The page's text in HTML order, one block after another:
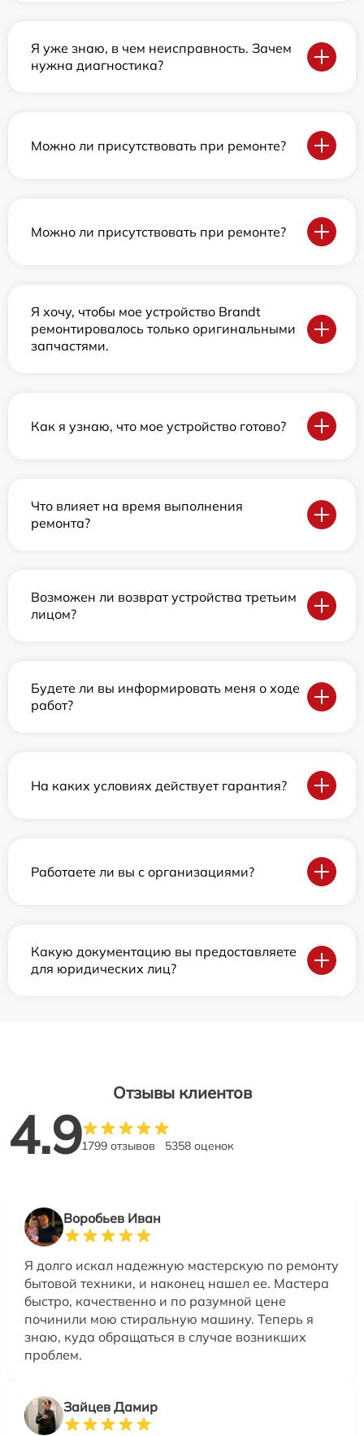
Я уже знаю, в чем неисправность. Зачем
нужна диагностика?
Можно ли присутствовать при ремонте?
Можно ли присутствовать при ремонте?
Я хочу, чтобы мое устройство Brandt
ремонтировалось только оригинальными
запчастями.
Как я узнаю, что мое устройство готово?
Что влияет на время выполнения
ремонта?
Возможен ли возврат устройства третьим
лицом?
Будете ли вы информировать меня о ходе
работ?
На каких условиях действует гарантия?
Работаете ли вы с организациями?
Какую документацию вы предоставляете
для юридических лиц?
Отзывы клиентов
4.91799 отзывов 5358 оценок
Воробьев Иван
Я долго искал надежную мастерскую по ремонту
бытовой техники, и наконец нашел ее. Мастера
быстро, качественно и по разумной цене
починили мою стиральную машину. Теперь я
знаю, куда обращаться в случае возникших
проблем.
Зайцев Дамир